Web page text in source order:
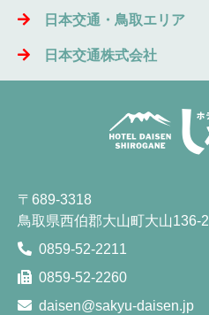
日本交通・鳥取エリア
日本交通株式会社
〒689-3318
鳥取県西伯郡大山町大山136-2
0859-52-2211
0859-52-2260
daisen@sakyu-daisen.jp